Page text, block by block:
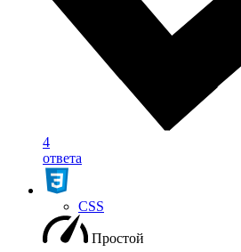
4
ответа
CSS
Простой